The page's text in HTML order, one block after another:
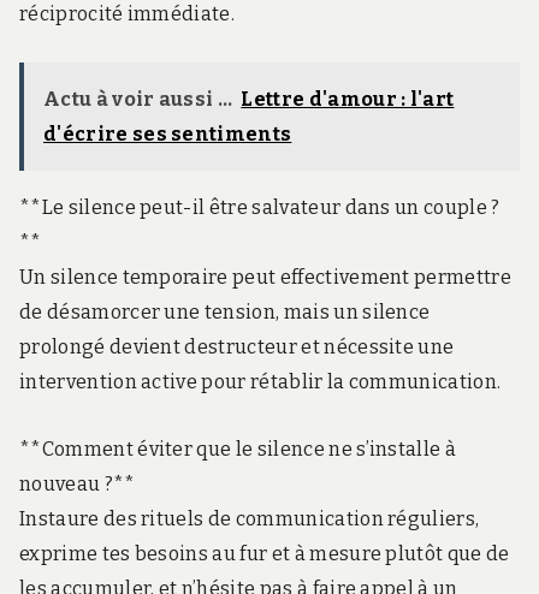
réciprocité immédiate.
Actu à voir aussi ... Lettre d'amour : l'art
d'écrire ses sentiments
**Le silence peut-il être salvateur dans un couple ?
**
Un silence temporaire peut effectivement permettre
de désamorcer une tension, mais un silence
prolongé devient destructeur et nécessite une
intervention active pour rétablir la communication.
**Comment éviter que le silence ne s’installe à
nouveau ?**
Instaure des rituels de communication réguliers,
exprime tes besoins au fur et à mesure plutôt que de
les accumuler, et n’hésite pas à faire appel à un